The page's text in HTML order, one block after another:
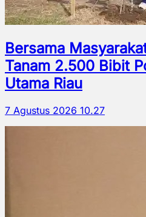
Bersama
Tanam 2.500 Bibit
Utama Riau
7 Agustus 2026 10.27